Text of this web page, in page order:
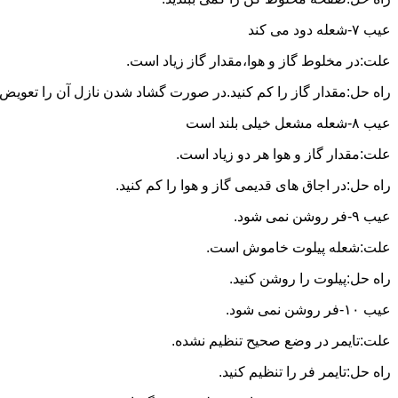
عیب ۷-شعله دود می کند
علت:در مخلوط گاز و هوا،مقدار گاز زیاد است.
راه حل:مقدار گاز را کم کنید.در صورت گشاد شدن نازل آن را تعویض
عیب ۸-شعله مشعل خیلی بلند است
علت:مقدار گاز و هوا هر دو زیاد است.
راه حل:در اجاق های قدیمی گاز و هوا را کم کنید.
عیب ۹-فر روشن نمی شود.
علت:شعله پیلوت خاموش است.
راه حل:پیلوت را روشن کنید.
عیب ۱۰-فر روشن نمی شود.
علت:تایمر در وضع صحیح تنظیم نشده.
راه حل:تایمر فر را تنظیم کنید.